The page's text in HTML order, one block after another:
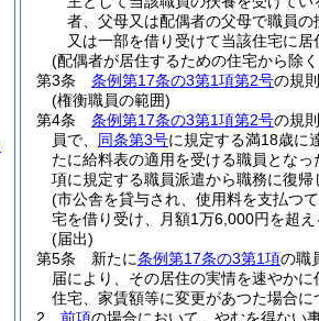
者、父母又は配偶者の父母で職員
又は一部を借り受けて当該住宅に居
(配偶者が居住するための住宅から除
第3条
条例第17条の3第1項第2号の規
(権衡職員の範囲)
第4条
条例第17条の3第1項第2号の規
員で、 同条第3号に規定する満18歳に
たに給料表の適用を受ける職員とな
項に規定する職員派遣から職務に復
(市公舎を貸与され、使用料を支払つ
宅を借り受け、月額1万6,000円を超
(届出)
第5条
新たに条例第17条の3第1項の職
届により、その居住の実情を速やかに
住宅、家賃額等に変更があつた場合に